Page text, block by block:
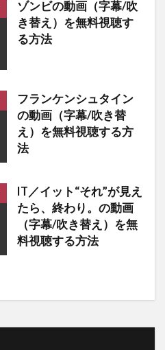
ゾンビの動画（字幕/吹
き替え）を無料視聴す
る方法
フランケンシュタイン
の動画（字幕/吹き替
え）を無料視聴する方
法
IT／イット“それ”が見え
たら、終わり。の動画
（字幕/吹き替え）を無
料視聴する方法